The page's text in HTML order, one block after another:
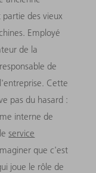
partie des vieux
Employé
de la
de
Cette
pas du hasard :
interne de
service
que c'est
joue le rôle de